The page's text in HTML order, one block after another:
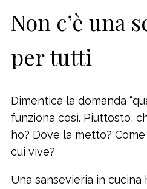
Non c’è una
per tutti
Dimentica la domanda
funziona così. Piuttosto,
ho? Dove la metto?
cui vive?
Una sansevieria in cucina